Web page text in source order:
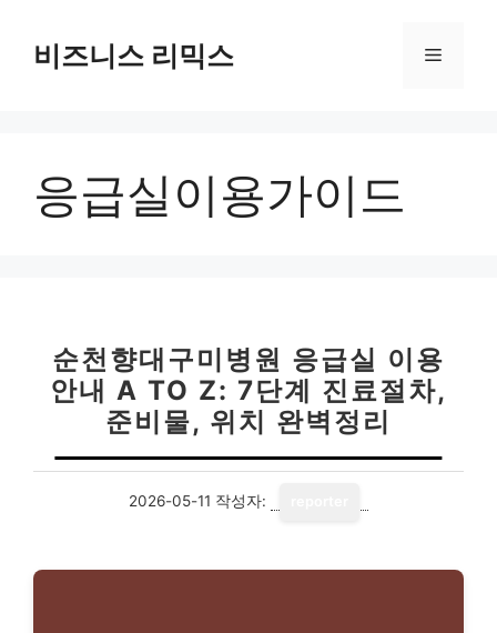
비즈니스 리믹스 메
응급실이용가이드
순천향대구미병원 응급실 이용
안내 A TO Z: 7단계 진료절차,
준비물, 위치 완벽정리
2026-05-11 작성자: